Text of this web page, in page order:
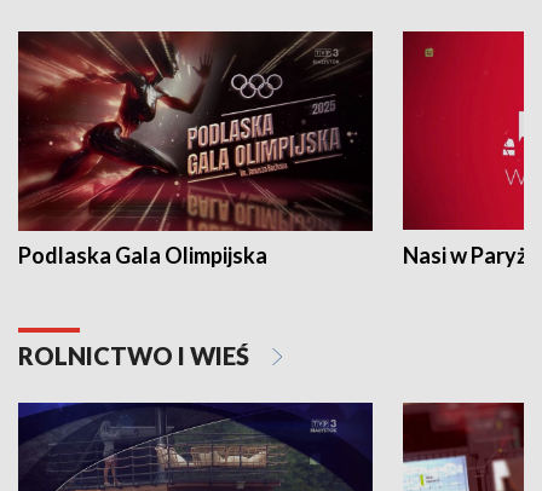
Podlaska Gala Olimpijska Nasi w Paryżu
ROLNICTWO I WIEŚ